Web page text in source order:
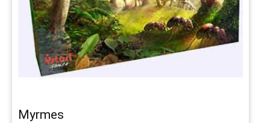
Myrmes